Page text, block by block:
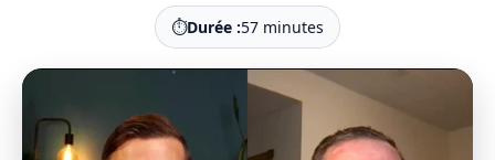
⏱Durée :57 minutes